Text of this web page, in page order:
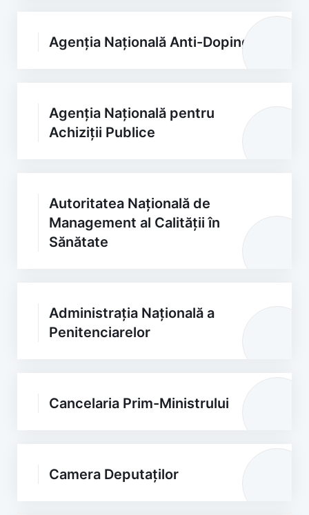
Agenția Națională Anti-Doping
Agenția Națională pentru
Achiziții Publice
Autoritatea Națională de
Management al Calității în
Sănătate
Administrația Națională a
Penitenciarelor
Cancelaria Prim-Ministrului
Camera Deputaților